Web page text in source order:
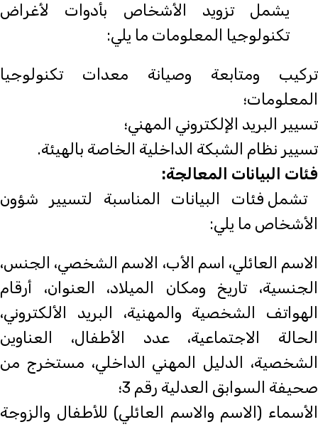
يشمل تزويد الأشخاص بأدوات لأغراض
تكنولوجيا المعلومات ما يلي:
تركيب ومتابعة وصيانة معدات تكنولوجيا
المعلومات؛
تسيير البريد الإلكتروني المهني؛
تسيير نظام الشبكة الداخلية الخاصة بالهيئة.
فئات البيانات المعالجة:
تشمل فئات البيانات المناسبة لتسيير شؤون
الأشخاص ما يلي:
الاسم العائلي، اسم الأب، الاسم الشخصي، الجنس،
الجنسية، تاريخ ومكان الميلاد، العنوان، أرقام
الهواتف الشخصية والمهنية، البريد الألكتروني،
الحالة الاجتماعية، عدد الأطفال، العناوين
الشخصية، الدليل المهني الداخلي، مستخرج من
صحيفة السوابق العدلية رقم 3؛
الأسماء (الاسم والاسم العائلي) للأطفال والزوجة